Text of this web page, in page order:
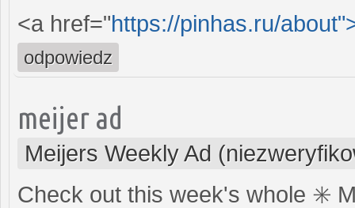
<a href="https://pinhas.ru/
odpowiedz
meijer ad
Meijers Weekly Ad
Check out this week's whole ✳️